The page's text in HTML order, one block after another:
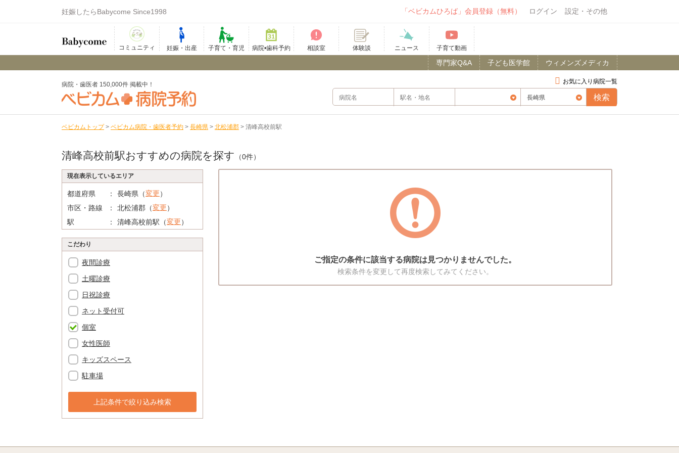
妊娠したらBabycome Since1998 「ベビカムひろば」会員登録（無料） ログイン 設定・その他
コミュニティ 妊娠・出産 子育て・育児 病院•歯科予約 相談室 体験談 ニュース 子育て動画
ウィメンズメディカ
子ども医学館
専門家Q&A
お気に入り病院一覧
病院・歯医者 150,000件 掲載中！
ベビカムトップ > ベビカム病院・歯医者予約 > 長崎県 > 北松浦郡 > 清峰高校前駅
清峰高校前駅おすすめの病院を探す （0件）
現在表示しているエリア
都道府県 長崎県（変更）
市区・路線
北松浦郡（変更）
駅
清峰高校前駅（変更）
こだわり
夜間診療
土曜診療
日祝診療
ネット受付可
個室
女性医師
キッズスペース
駐車場
上記条件で絞り込み検索
ご指定の条件に該当する病院は見つかりませんでした。
検索条件を変更して再度検索してみてください。